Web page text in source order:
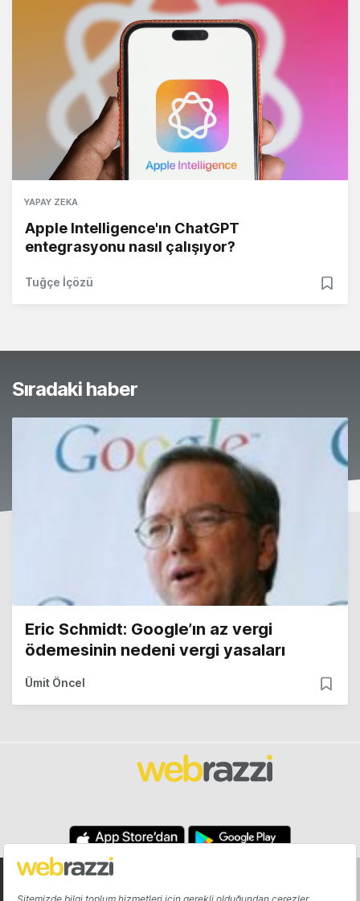
YAPAY ZEKA
Apple Intelligence'ın ChatGPT
entegrasyonu nasıl çalışıyor?
Tuğçe İçözü
Sıradaki haber
Eric Schmidt: Google’ın az vergi
ödemesinin nedeni vergi yasaları
Ümit Öncel